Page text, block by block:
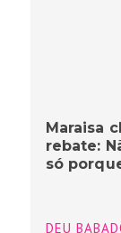
Maraisa
rebate:
só
DEU